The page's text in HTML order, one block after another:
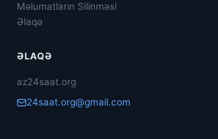
Məlumatların Silinməsi
Əlaqə
ƏLAQƏ
az24saat.org
24saat.org@gmail.com